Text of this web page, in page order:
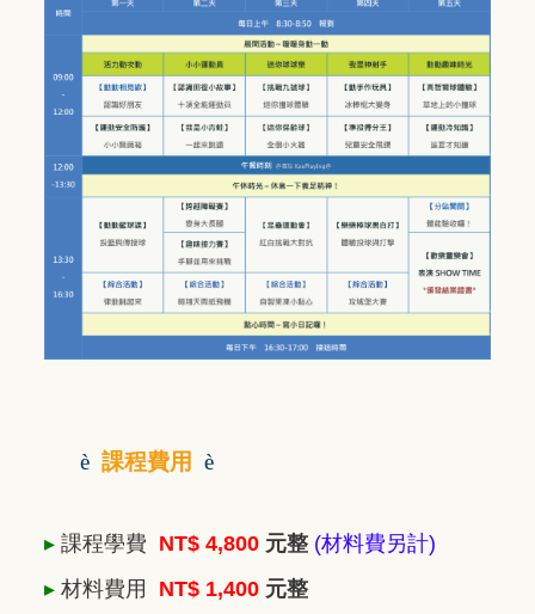
è 課程費用 è
▸ 課程學費 NT$ 4,800 元整 (材料費另計)
▸ 材料費用 NT$ 1,400 元整